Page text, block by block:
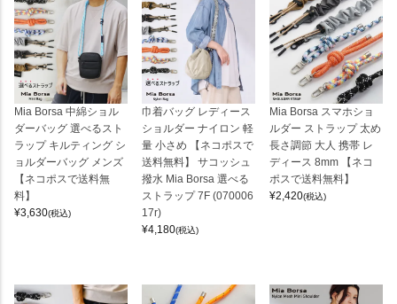
Mia Borsa 中綿ショル
ダーバッグ 選べるスト
ラップ キルティング シ
ョルダーバッグ メンズ
【ネコポスで送料無
料】
¥3,630(税込)
巾着バッグ レディース
ショルダー ナイロン 軽
量 小さめ 【ネコポスで
送料無料】 サコッシュ
撥水 Mia Borsa 選べる
ストラップ 7F (070006
17r)
¥4,180(税込)
Mia Borsa スマホショ
ルダー ストラップ 太め
長さ調節 大人 携帯 レ
ディース 8mm 【ネコ
ポスで送料無料】
¥2,420(税込)